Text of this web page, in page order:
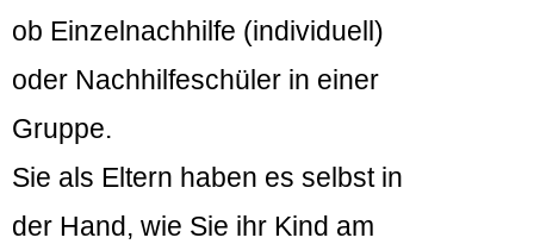
ob Einzelnachhilfe (individuell)
oder Nachhilfeschüler in einer
Gruppe.
Sie als Eltern haben es selbst in
der Hand, wie Sie ihr Kind am